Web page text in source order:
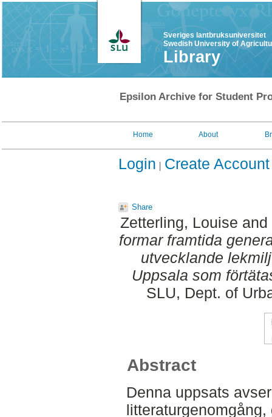
Sveriges lantbruksuniversitet
Swedish University of
Library
Epsilon Archive for Student
Home About
Login Create Account
Share
Zetterling, Louise and
formar framtida
utvecklande
Uppsala som
SLU, Dept. of
Abstract
Denna uppsats